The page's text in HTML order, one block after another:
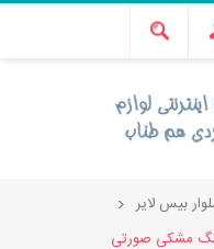
بیس لایر